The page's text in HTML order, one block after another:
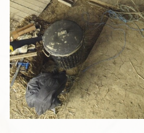
PIèces du
Plans de
Liens Amis
Biblio.